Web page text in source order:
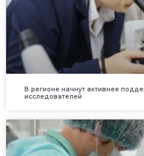
В регионе начнут активнее
исследователей